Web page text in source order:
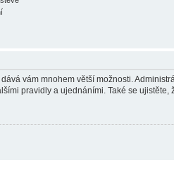
vám mnohem větší možnosti.
pravidly a ujednáními. Také se